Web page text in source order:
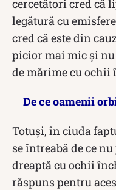
cercetători cred că
legătură cu
cred că este din
picior mai mic și
de mărime cu ochii
De ce oamenii
Totuși, în ciuda
se întreabă de ce
dreaptă cu ochii
răspuns pentru